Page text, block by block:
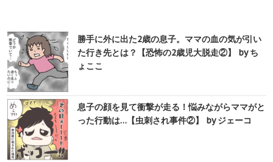
勝手に外に出た2歳の息子。ママの血の気が引い
た行き先とは？【恐怖の2歳児大脱走②】 by ち
ょここ
息子の顔を見て衝撃が走る！悩みながらママがと
った行動は…【虫刺され事件②】 by ジェーコ